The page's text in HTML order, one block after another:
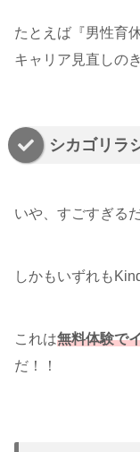
たとえば『男性育
キャリア見直しの
シカゴリラ
いや、すごすぎる
しかもいずれも
これは無料体験で
だ！！